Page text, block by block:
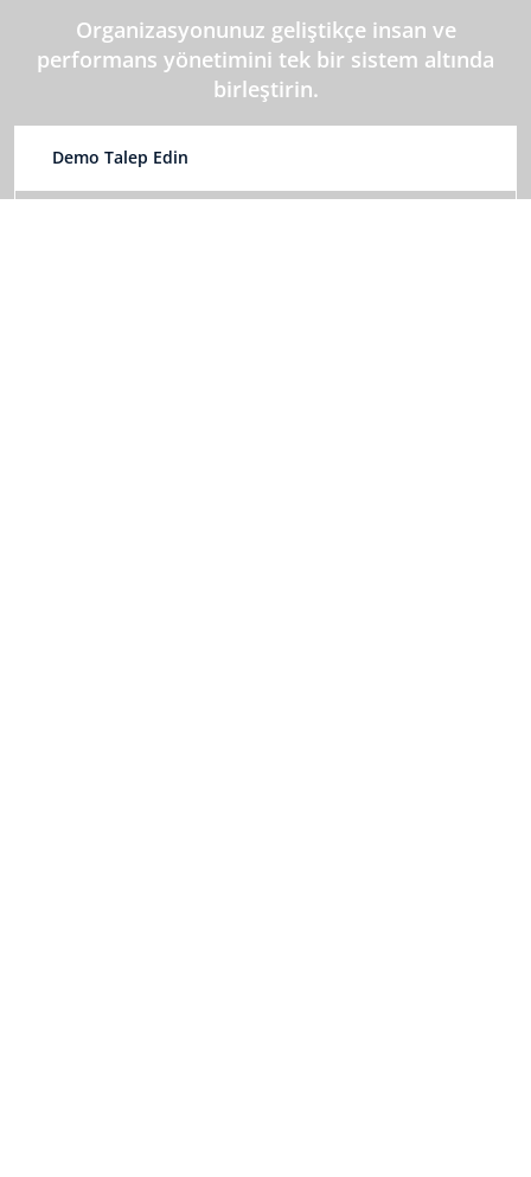
Organizasyonunuz geliştikçe insan ve
performans yönetimini tek bir sistem altında
birleştirin.
Demo Talep Edin